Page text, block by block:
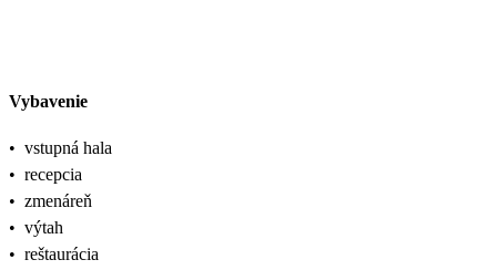
Vybavenie
• vstupná hala
• recepcia
• zmenáreň
• výtah
• reštaurácia